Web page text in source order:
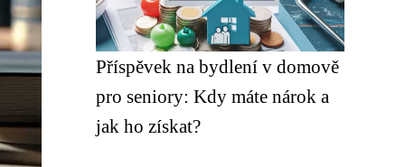
Příspěvek na bydlení v domově
pro seniory: Kdy máte nárok a
jak ho získat?